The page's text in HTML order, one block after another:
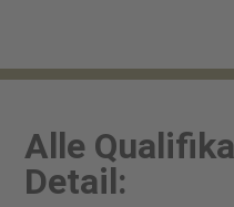
Alle
Detail: